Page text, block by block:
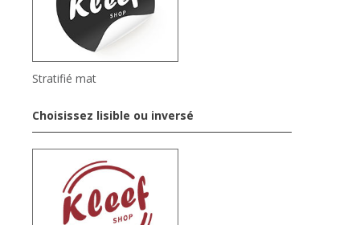
Stratifié mat
Choisissez lisible ou inversé